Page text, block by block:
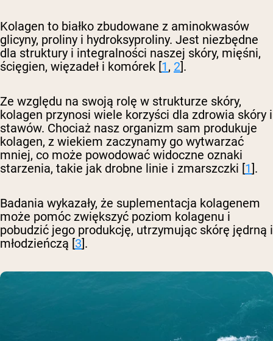
Kolagen to białko zbudowane z aminokwasów
glicyny, proliny i hydroksyproliny. Jest niezbędne
dla struktury i integralności naszej skóry, mięśni,
ścięgien, więzadeł i komórek [1, 2].
Ze względu na swoją rolę w strukturze skóry,
kolagen przynosi wiele korzyści dla zdrowia skóry i
stawów. Chociaż nasz organizm sam produkuje
kolagen, z wiekiem zaczynamy go wytwarzać
mniej, co może powodować widoczne oznaki
starzenia, takie jak drobne linie i zmarszczki [1].
Badania wykazały, że suplementacja kolagenem
może pomóc zwiększyć poziom kolagenu i
pobudzić jego produkcję, utrzymując skórę jędrną i
młodzieńczą [3].